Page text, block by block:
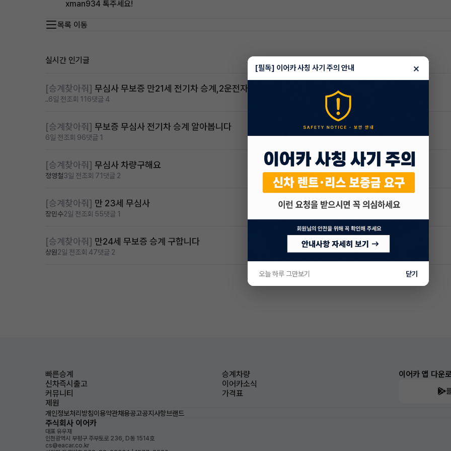
xman934 톡주세요!
목록 이동
실시간 인기글
[승계찾아줘] 무심사 무보증 만21세 전기차 승계,2운전자
..6일 전조회 116댓글 4
[승계찾아줘] 무보증 무심사 전기차 승계 알아봅니다
6일 전조회 96댓글 1
[승계찾아줘] 무심사 차량구해요
정영철3일 전조회 71 댓글 2
[승계찾아줘] 만 23세 무심사
장민수2일 전조회 55댓글 1
[승계찾아줘] 만24세 무보증 승계 구합니다
상원2일 전조회 47댓글 2
빠른승계
승계차량
신차즉시출고
이어카소식
커뮤니티
가격표
제원
이어카 앱 다운
개인정보처리방침이용약관채용공고공지사항브랜드
주식회사 이어카
대표 유우재
인천광역시 부평구 주부토로 236, D동 1514호
cs@eacar.co.kr
[필독] 이어카 사칭 사기 주의 안내 ×
오늘 하루 그만보기 닫기